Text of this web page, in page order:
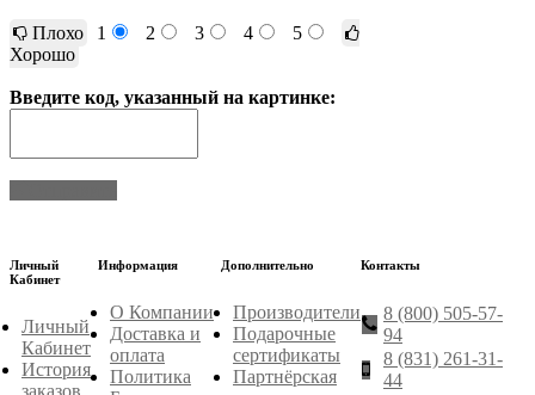
Плохо 1 2 3 4
5
Хорошо
Введите код, указанный на картинке:
Личный
Кабинет
Личный
Кабинет
История
Информация
О Компании
Доставка и
оплата
Политика
Дополнительно
Производители
Подарочные
сертификаты
Партнёрская
Контакты
8 (800) 505-57-
94
8 (831) 261-31-
44